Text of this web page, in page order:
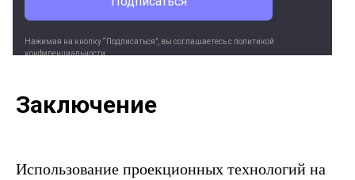
Нажимая на кнопку “Подписаться”, вы соглашаетесь c политикой
конфиденциальности.
Заключение
Использование проекционных технологий на